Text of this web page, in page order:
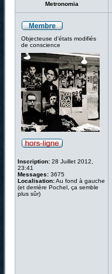
Metronomia
Objecteuse d'états modifiés
de conscience
Inscription: 28 Juillet 2012,
23:41
Messages: 3675
Localisation:Au fond à gauche
(et derrière Pochel, ça semble
plus sûr)